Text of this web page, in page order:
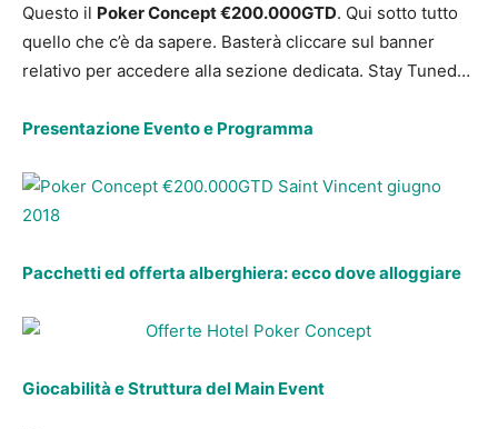
Questo il Poker Concept €200.000GTD. Qui sotto tutto
quello che c’è da sapere. Basterà cliccare sul banner
relativo per accedere alla sezione dedicata. Stay Tuned…
Presentazione Evento e Programma
Pacchetti ed offerta alberghiera: ecco dove alloggiare
Giocabilità e Struttura del Main Event